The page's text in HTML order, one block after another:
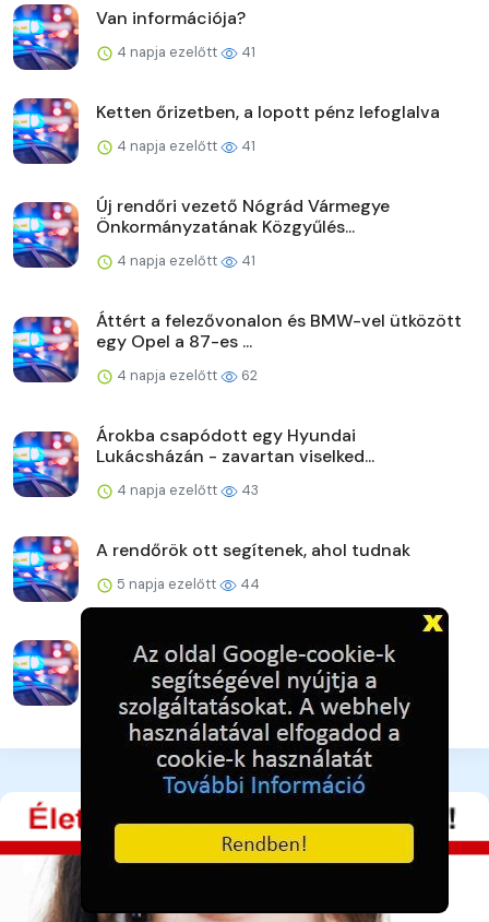
Van információja?
4 napja ezelőtt 41
Ketten őrizetben, a lopott pénz lefoglalva
4 napja ezelőtt 41
Új rendőri vezető Nógrád Vármegye
Önkormányzatának Közgyűlés...
4 napja ezelőtt 41
Áttért a felezővonalon és BMW-vel ütközött
egy Opel a 87-es ...
4 napja ezelőtt 62
Árokba csapódott egy Hyundai
Lukácsházán - zavartan viselked...
4 napja ezelőtt 43
A rendőrök ott segítenek, ahol tudnak
5 napja ezelőtt 44
Eltakarította a telefonokat, de elfogták a
rendőrök
5 napja ezelőtt 44